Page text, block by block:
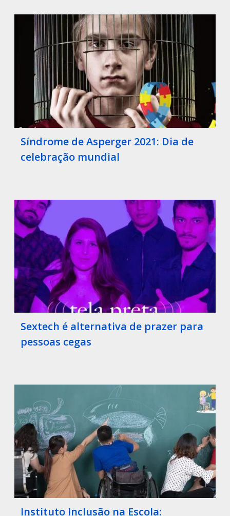
Síndrome de Asperger 2021: Dia de
celebração mundial
Sextech é alternativa de prazer para
pessoas cegas
Instituto Inclusão na Escola: